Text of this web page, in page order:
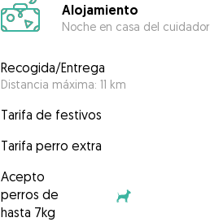
Alojamiento
Noche en casa del cuidador
Recogida/Entrega
Distancia máxima: 11 km
Tarifa de festivos
Tarifa perro extra
Acepto
perros de
hasta 7kg